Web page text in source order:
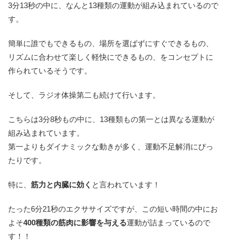
3分13秒の中に、なんと13種類の運動が組み込まれているので
す。
簡単に誰でもできるもの、場所を選ばずにすぐできるもの、
リズムに合わせて楽しく軽快にできるもの、をコンセプトに
作られているそうです。
そして、ラジオ体操第二も続けて行います。
こちらは3分8秒もの中に、13種類もの第一とは異なる運動が
組み込まれています。
第一よりもダイナミックな動きが多く、運動不足解消にぴっ
たりです。
特に、 筋力と内臓に効く と言われています！
たった6分21秒のエクササイズですが、この短い時間の中にお
よそ400種類の筋肉に影響を与える運動が詰まっているので
す！！